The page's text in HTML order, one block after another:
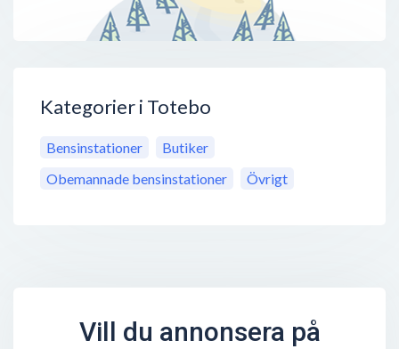
Kategorier i Totebo
Bensinstationer
Butiker
Obemannade bensinstationer
Övrigt
Vill du annonsera på